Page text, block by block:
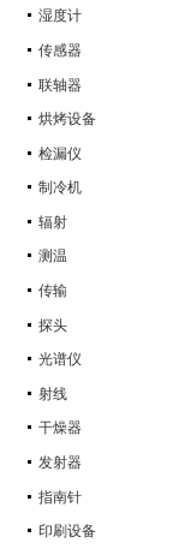
湿度计
传感器
联轴器
烘烤设备
检漏仪
制冷机
辐射
测温
传输
探头
光谱仪
射线
干燥器
发射器
指南针
印刷设备